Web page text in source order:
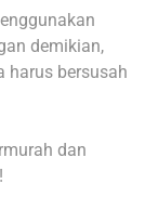
demikian,
harus bersusah
dan
!